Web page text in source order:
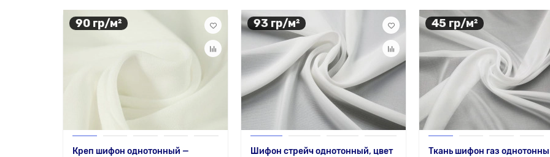
90 гр/м²
Креп шифон однотонный —
93 гр/м²
Шифон стрейч однотонный, цвет
45 гр/м²
Ткань шифон газ